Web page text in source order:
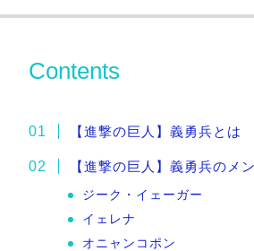
Contents
【進撃の巨人】義勇兵とは
【進撃の巨人】義勇兵のメ
ジーク・イェーガー
イェレナ
オニャンコポン